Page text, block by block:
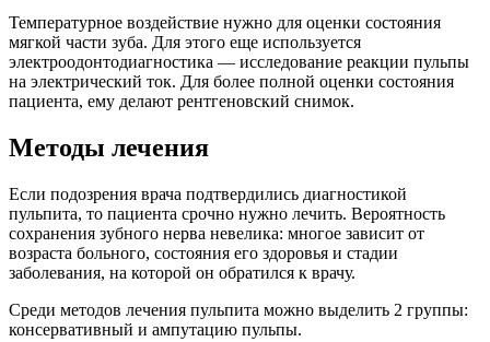
Температурное воздействие нужно для оценки состояния
мягкой части зуба. Для этого еще используется
электроодонтодиагностика — исследование реакции пульпы
на электрический ток. Для более полной оценки состояния
пациента, ему делают рентгеновский снимок.
Методы лечения
Если подозрения врача подтвердились диагностикой
пульпита, то пациента срочно нужно лечить. Вероятность
сохранения зубного нерва невелика: многое зависит от
возраста больного, состояния его здоровья и стадии
заболевания, на которой он обратился к врачу.
Среди методов лечения пульпита можно выделить 2 группы:
консервативный и ампутацию пульпы.